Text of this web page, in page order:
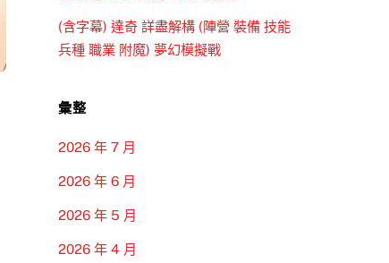
(含字幕) 達奇 詳盡解構 (陣營 裝備 技能
兵種 職業 附魔) 夢幻模擬戰
彙整
2026 年 7 月
2026 年 6 月
2026 年 5 月
2026 年 4 月